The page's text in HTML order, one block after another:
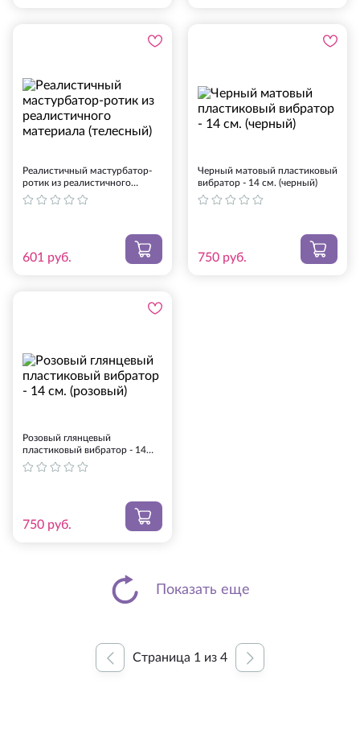
Реалистичный мастурбатор-
ротик из реалистичного
материала (телесный)
601 руб.
Черный матовый пластиковый
вибратор - 14 см. (черный)
750 руб.
Розовый глянцевый
пластиковый вибратор - 14
см. (розовый)
750 руб.
Показать еще
Страница 1 из 4